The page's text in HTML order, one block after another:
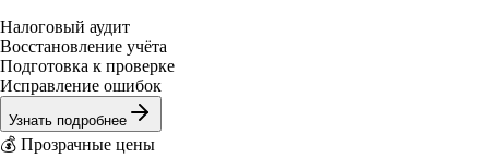
Налоговый аудит
Восстановление учёта
Подготовка к проверке
Исправление ошибок
Узнать подробнее
💰 Прозрачные цены